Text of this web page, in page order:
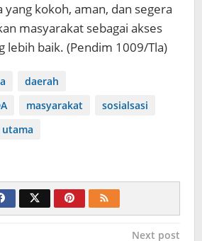
yang kokoh, aman, dan segera
masyarakat sebagai akses
lebih baik. (Pendim 1009/Tla)
daerah
masyarakat
sosialsasi
utama
Next post